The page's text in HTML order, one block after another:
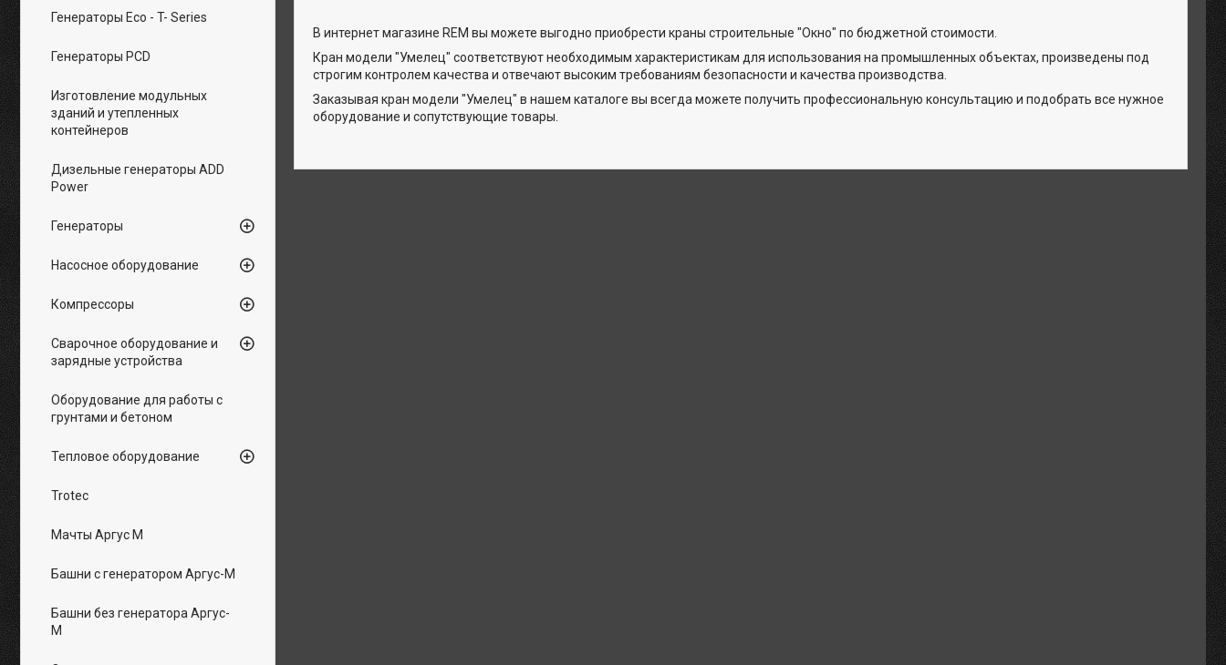
В интернет магазине REM вы можете выгодно приобрести краны строительные "Окно" по бюджетной стоимости.
Кран модели "Умелец" соответствуют необходимым характеристикам для использования на промышленных объектах, произведены под
строгим контролем качества и отвечают высоким требованиям безопасности и качества производства.
Заказывая кран модели "Умелец" в нашем каталоге вы всегда можете получить профессиональную консультацию и подобрать все нужное
оборудование и сопутствующие товары.
Генераторы Eco - T- Series
Генераторы PCD
Изготовление модульных
зданий и утепленных
контейнеров
Дизельные генераторы ADD
Power
Генераторы
Насосное оборудование
Компрессоры
Сварочное оборудование и
зарядные устройства
Оборудование для работы с
грунтами и бетоном
Тепловое оборудование
Trotec
Мачты Аргус М
Башни с генератором Аргус-М
Башни без генератора Аргус-
М